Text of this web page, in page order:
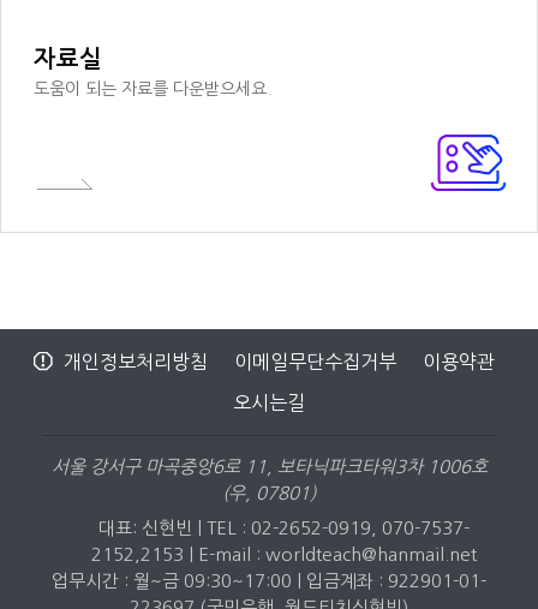
자료실
도움이 되는 자료를 다운받으세요.
개인정보처리방침 이메일무단수집거부 이용약관
오시는길
서울 강서구 마곡중앙6로 11, 보타닉파크타워3차 1006호
(우, 07801)
대표: 신현빈 | TEL : 02-2652-0919, 070-7537-
2152,2153 |
E-mail : worldteach@hanmail.net
업무시간 : 월~금 09:30~17:00 | 입금계좌 : 922901-01-